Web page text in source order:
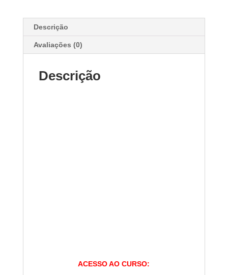
Descrição
Avaliações (0)
Descrição
ACESSO AO CURSO: